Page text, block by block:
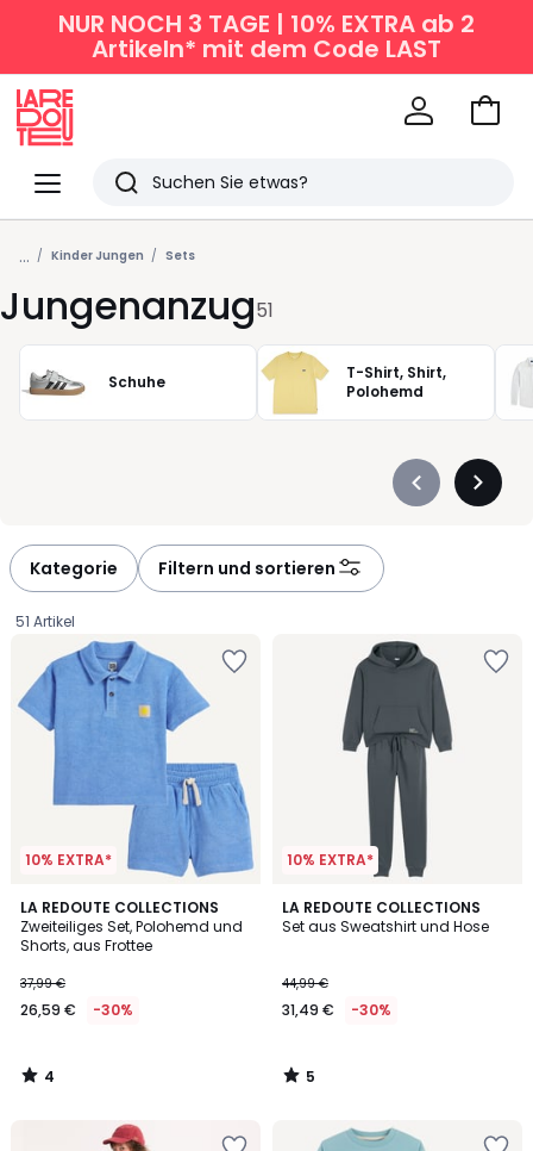
NUR NOCH 3 TAGE | 10% EXTRA ab 2
Artikeln* mit dem Code LAST
Menü
Redoute
Suchen
Zuletzt
angesehen
Artikel
Zum
... Kinder Jungen Sets
Jungenanzug51
Schuhe
T-Shirt, Shirt,
Polohemd
Précédent
Kategorie Filtern und sortieren
51 Artikel
10% EXTRA*
LA REDOUTE COLLECTIONS
Zweiteiliges Set, Polohemd und
Shorts, aus Frottee
€
Statt
€
30%
angewendet.
37,99 €
26,59 € -30%
4
/
5
4
/
10% EXTRA*
LA REDOUTE COLLECTIONS
Set aus Sweatshirt und Hose
44,99 €
31,49 € -30%
5
/
5
/